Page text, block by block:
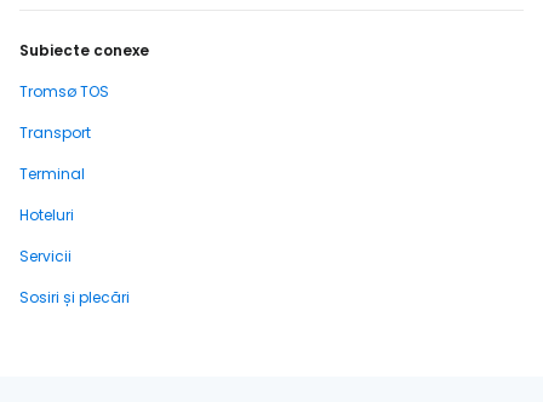
Subiecte conexe
Tromsø TOS
Transport
Terminal
Hoteluri
Servicii
Sosiri și plecări